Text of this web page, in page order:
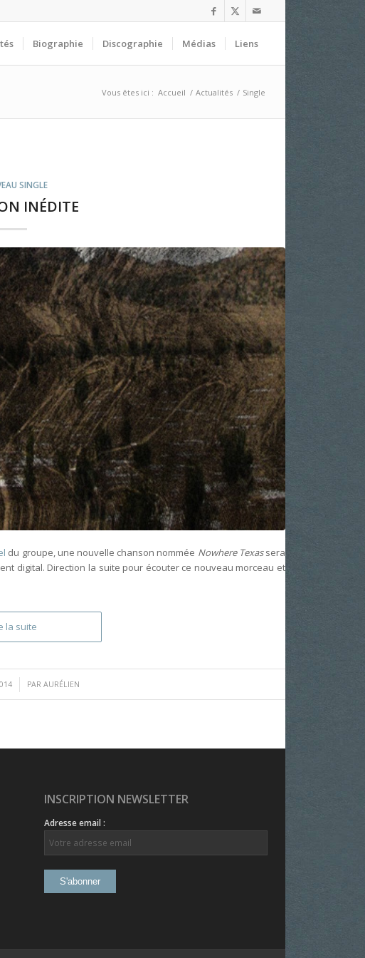
Biographie Discographie Médias Liens
Vous êtes ici : Accueil / Actualités / Single
SINGLE
INÉDITE
du groupe, une nouvelle chanson nommée Nowhere Texassera
digital. Direction la suite pour écouter ce nouveau morceau et
la suite
PAR AURÉLIEN
INSCRIPTION NEWSLETTER
Adresse email :